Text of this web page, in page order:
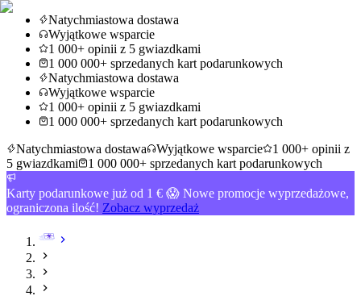
Natychmiastowa dostawa
Wyjątkowe wsparcie
1 000+ opinii z 5 gwiazdkami
1 000 000+ sprzedanych kart podarunkowych
Natychmiastowa dostawa
Wyjątkowe wsparcie
1 000+ opinii z 5 gwiazdkami
1 000 000+ sprzedanych kart podarunkowych
Natychmiastowa dostawa
Wyjątkowe wsparcie
1 000+ opinii z
5 gwiazdkami
1 000 000+ sprzedanych kart podarunkowych
Karty podarunkowe już od 1 € 😱 Nowe promocje wyprzedażowe,
ograniczona ilość! Zobacz wyprzedaż